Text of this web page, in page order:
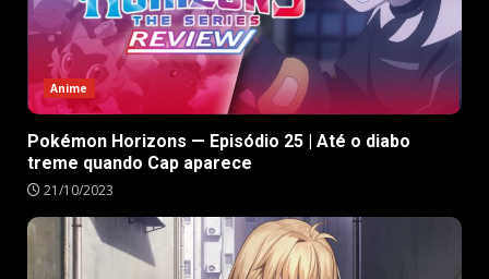
Anime
Pokémon Horizons — Episódio 25 | Até o diabo
treme quando Cap aparece
21/10/2023